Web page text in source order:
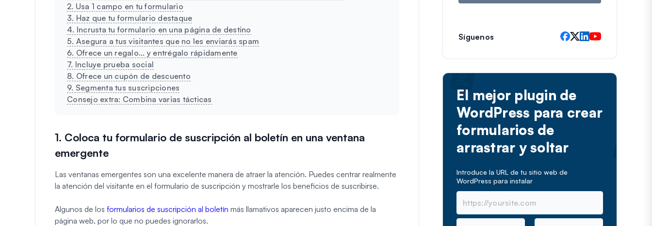
2. Usa 1 campo en tu formulario
3. Haz que tu formulario destaque
4. Incrusta tu formulario en una página de destino
5. Asegura a tus visitantes que no les enviarás spam
6. Ofrece un regalo... y entrégalo rápidamente
7. Incluye prueba social
8. Ofrece un cupón de descuento
9. Segmenta tus suscripciones
Consejo extra: Combina varias tácticas
1. Coloca tu formulario de suscripción al boletín en una ventana
emergente
Las ventanas emergentes son una excelente manera de atraer la atención. Puedes centrar realmente
la atención del visitante en el formulario de suscripción y mostrarle los beneficios de suscribirse.
Algunos de los formularios de suscripción al boletín más llamativos aparecen justo encima de la
página web, por lo que no puedes ignorarlos.
t
i
o
Síguenos
El mejor plugin de
WordPress para crear
formularios de
arrastrar y soltar
Introduce la URL de tu sitio web de
WordPress para instalar
N
C